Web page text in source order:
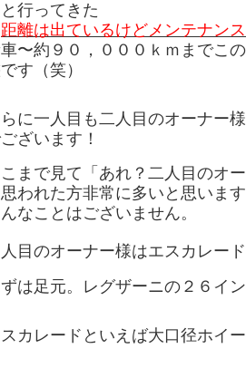
行ってきた
距離は出ているけどメンテナン
〜約９０，０００ｋｍまでこ
す（笑）
に一人目も二人目のオーナー
ざいます！
まで見て「あれ？二人目のオ
われた方非常に多いと思います
なことはございません。
目のオーナー様はエスカレー
は足元。レグザーニの２６イ
カレードといえば大口径ホイ